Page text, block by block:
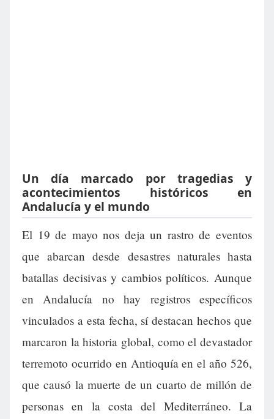
Un día marcado por tragedias y
acontecimientos históricos en
Andalucía y el mundo
El 19 de mayo nos deja un rastro de eventos
que abarcan desde desastres naturales hasta
batallas decisivas y cambios políticos. Aunque
en Andalucía no hay registros específicos
vinculados a esta fecha, sí destacan hechos que
marcaron la historia global, como el devastador
terremoto ocurrido en Antioquía en el año 526,
que causó la muerte de un cuarto de millón de
personas en la costa del Mediterráneo. La